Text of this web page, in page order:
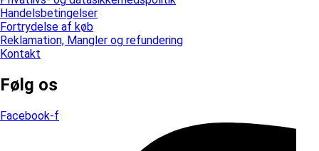
Handelsbetingelser
Fortrydelse af køb
Reklamation, Mangler og refundering
Kontakt
Følg os
Facebook-f